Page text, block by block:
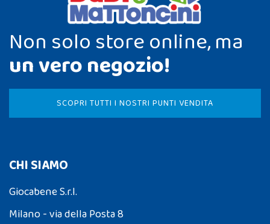
Non solo store online, ma
un vero negozio!
SCOPRI TUTTI I NOSTRI PUNTI VENDITA
CHI SIAMO
Giocabene S.r.l.
Milano - via della Posta 8